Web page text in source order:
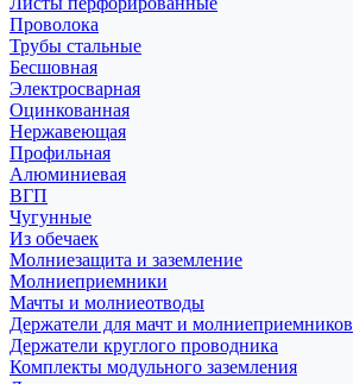
Проволока
Трубы стальные
Бесшовная
Электросварная
Оцинкованная
Нержавеющая
Профильная
Алюминиевая
ВГП
Чугунные
Из обечаек
Молниезащита и заземление
Молниеприемники
Мачты и молниеотводы
Держатели для мачт и молниеприемников
Держатели круглого проводника
Комплекты модульного заземления